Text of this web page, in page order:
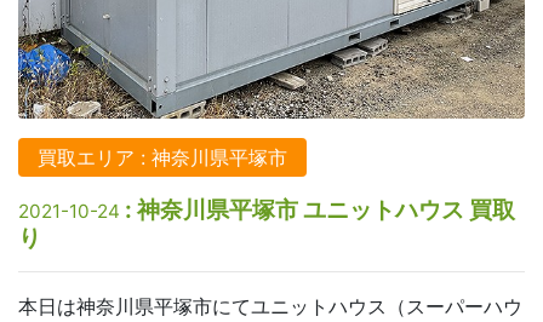
買取エリア : 神奈川県平塚市
2021-10-24 : 神奈川県平塚市 ユニットハウス 買取
り
本日は神奈川県平塚市にてユニットハウス（スーパーハウ